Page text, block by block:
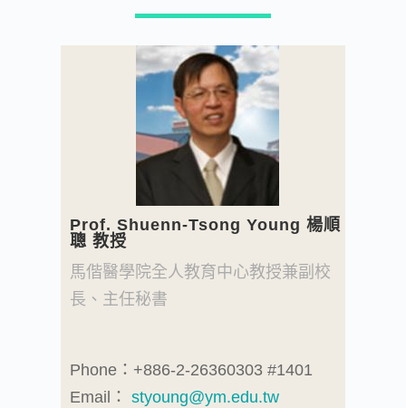
Prof. Shuenn-Tsong Young 楊順
聰 教授
馬偕醫學院全人教育中心教授兼副校
長、主任秘書
Phone：+886-2-26360303 #1401
Email：styoung@ym.edu.tw